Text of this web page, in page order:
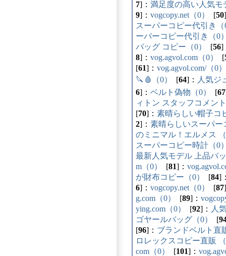
7]： 満足度の高い人気モ
9]： vogcopy.net（0） [50
スーパーコピー代引き（
ーパーコピー代引き（0
バッグ コピー（0）
[56]
8]： vog.agvol.com（0） [
[61]： vog.agvol.com/（0）
🔪🩸（0）
[64]：
人気ジ
6]： ベルト偽物（0） [67
ィトン スタッフコメン
[70]： 素晴らしい帽子コ
2]： 素晴らしいスーパー
のミニマル！エルメス
スーパーコピー時計（0
最新人気モデル 上品バ
m（0）
[81]：
が財布コピー（0）
[84]
6]： vogcopy.net（0） [87
g.com（0）
[89]：
ying.com（0）
[92]：
人
ゴヤールバッグ（0）
[
[96]： ブランドベルト直
ロレックスコピー直販
com（0）
[101]：